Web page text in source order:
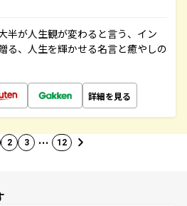
半が人生観が変わると言う、イン
る、人生を輝かせる名言と癒やしの
詳細を見る
2 3 … 12